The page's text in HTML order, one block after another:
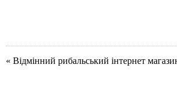
« Відмінний рибальський інтернет